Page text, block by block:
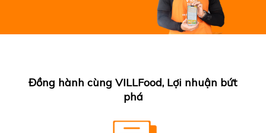
Đồng hành cùng VILLFood, Lợi nhuận bứt
phá